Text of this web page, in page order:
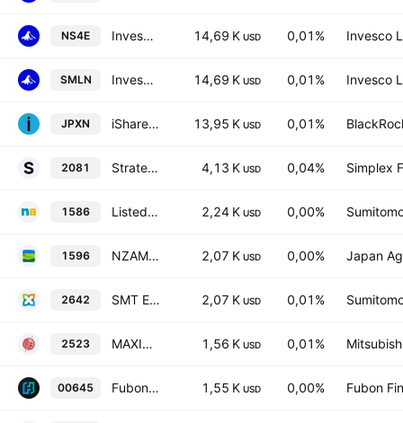
NS4E Invesco JPX-Nikkei 400 UCITS ETF 14,69 K USD 0,01% Invesco
SMLN Invesco JPX-Nikkei 400 UCITS ETF 14,69 K USD 0,01% Invesco
JPXN iShares JPX-Nikkei 400 ETF 13,95 K USD 0,01%
2081 Strategic Shareholding Disposal Promotion ETF 4,13 K USD 0,04% Simplex
1586 Listed Index Fund ToPIX Ex-Financials 2,24 K USD 0,00%
1596 NZAM ETF TOPIX Ex-Financials ETF 2,07 K USD 0,00% Japan
2642 SMT ETF Carbon Efficient Index Japan Equity 2,07 K USD 0,01%
2523 MAXIS TOPIX ex-Financials ETF 1,56 K USD 0,01%
00645 Fubon TOPIX ETF 1,55 K USD 0,00% Fubon